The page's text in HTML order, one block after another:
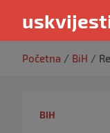
Početna BiH
BIH